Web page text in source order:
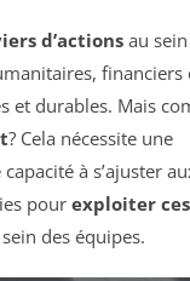
d’actions au sein
financiers
et durables. Mais
? Cela nécessite une
à s’ajuster
pour exploiter
des équipes.